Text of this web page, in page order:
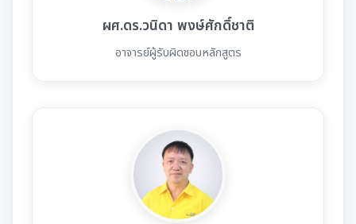
ผศ.ดร.วนิดา พงษ์ศักดิ์ชาติ
อาจารย์ผู้รับผิดชอบหลักสูตร